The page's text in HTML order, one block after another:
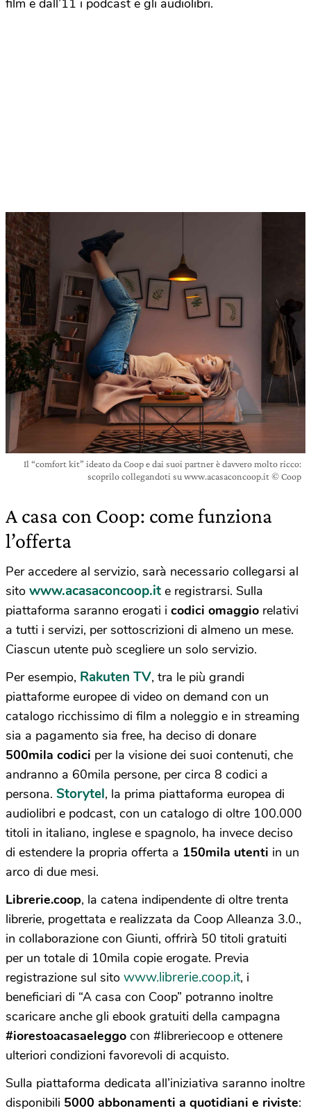
film e dall’11 i podcast e gli audiolibri.
Il “comfort kit” ideato da Coop e dai suoi partner è davvero molto ricco:
scoprilo collegandoti su www.acasaconcoop.it © Coop
A casa con Coop: come funziona
l’offerta
Per accedere al servizio, sarà necessario collegarsi al
sito www.acasaconcoop.it e registrarsi. Sulla
piattaforma saranno erogati i codici omaggio relativi
a tutti i servizi, per sottoscrizioni di almeno un mese.
Ciascun utente può scegliere un solo servizio.
Per esempio, Rakuten TV, tra le più grandi
piattaforme europee di video on demand con un
catalogo ricchissimo di film a noleggio e in streaming
sia a pagamento sia free, ha deciso di donare
500mila codici per la visione dei suoi contenuti, che
andranno a 60mila persone, per circa 8 codici a
persona. Storytel, la prima piattaforma europea di
audiolibri e podcast, con un catalogo di oltre 100.000
titoli in italiano, inglese e spagnolo, ha invece deciso
di estendere la propria offerta a 150mila utenti in un
arco di due mesi.
Librerie.coop, la catena indipendente di oltre trenta
librerie, progettata e realizzata da Coop Alleanza 3.0.,
in collaborazione con Giunti, offrirà 50 titoli gratuiti
per un totale di 10mila copie erogate. Previa
registrazione sul sito www.librerie.coop.it, i
beneficiari di “A casa con Coop” potranno inoltre
scaricare anche gli ebook gratuiti della campagna
#iorestoacasaeleggo con #libreriecoop e ottenere
ulteriori condizioni favorevoli di acquisto.
Sulla piattaforma dedicata all’iniziativa saranno inoltre
disponibili 5000 abbonamenti a quotidiani e riviste: